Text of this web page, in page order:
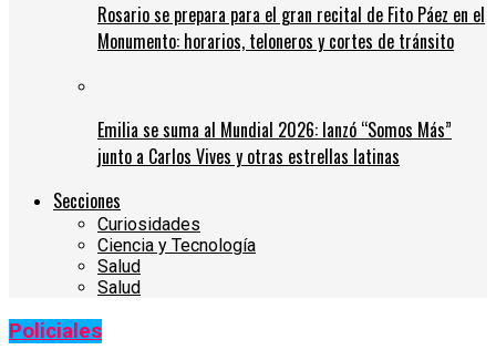
Rosario se prepara para el gran recital de Fito Páez en el
Monumento: horarios, teloneros y cortes de tránsito
Emilia se suma al Mundial 2026: lanzó “Somos Más”
junto a Carlos Vives y otras estrellas latinas
Secciones
Curiosidades
Ciencia y Tecnología
Salud
Salud
Policiales